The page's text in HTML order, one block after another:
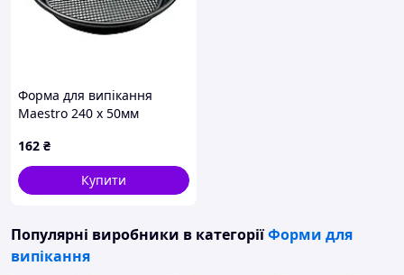
Форма для випікання
Maestro 240 x 50мм
162 ₴
Купити
Популярні виробники в категоріїФорми для
випікання